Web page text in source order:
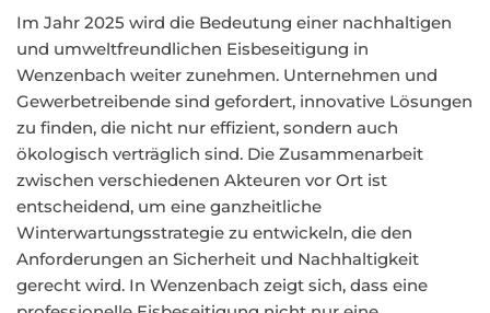
Im Jahr 2025 wird die Bedeutung einer nachhaltigen
und umweltfreundlichen Eisbeseitigung in
Wenzenbach weiter zunehmen. Unternehmen und
Gewerbetreibende sind gefordert, innovative Lösungen
zu finden, die nicht nur effizient, sondern auch
ökologisch verträglich sind. Die Zusammenarbeit
zwischen verschiedenen Akteuren vor Ort ist
entscheidend, um eine ganzheitliche
Winterwartungsstrategie zu entwickeln, die den
Anforderungen an Sicherheit und Nachhaltigkeit
gerecht wird. In Wenzenbach zeigt sich, dass eine